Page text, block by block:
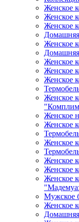
Женское
Женское
Женское
Женское
Женское
Женское
Женское
Женское
Женское
Женское
Женское
Женское
Женское
Женское
Мужское
Женское